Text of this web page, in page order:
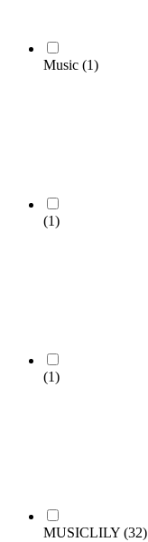
Music (1)
(1)
(1)
MUSICLILY (32)